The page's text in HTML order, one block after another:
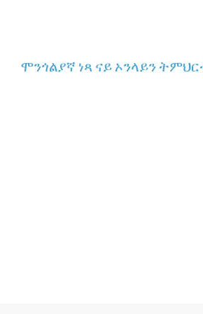
ሞንጎልያኛ ነጻ ናይ ኦንላይን